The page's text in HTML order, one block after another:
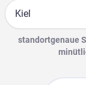
Suche
standortgenaue